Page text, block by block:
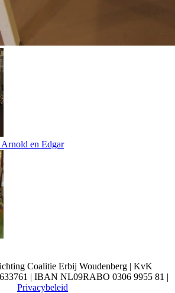
Arnold en Edgar
Coalitie Erbij Woudenberg | KvK
| IBAN NL09RABO 0306 9955 81 |
Privacybeleid